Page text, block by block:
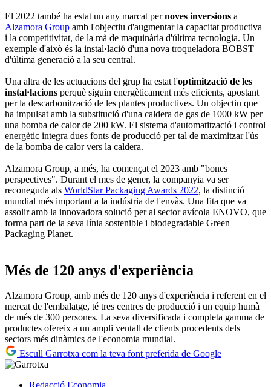
El 2022 també ha estat un any marcat pernoves inversions a
Alzamora Group amb l'objectiu d'augmentar la capacitat productiva
i la competitivitat, de la mà de maquinària d'última tecnologia. Un
exemple d'això és la instal·lació d'una nova troqueladora BOBST
d'última generació a la seu central.
Una altra de les actuacions del grup ha estat l'optimització de les
instal·lacions perquè siguin energèticament més eficients, apostant
per la descarbonització de les plantes productives. Un objectiu que
ha impulsat amb la substitució d'una caldera de gas de 1000 kW per
una bomba de calor de 200 kW. El sistema d'automatització i control
energètic integra dues fonts de producció per tal de maximitzar l'ús
de la bomba de calor vers la caldera.
Alzamora Group, a més, ha començat el 2023 amb "bones
perspectives". Durant el mes de gener, la companyia va ser
reconeguda als WorldStar Packaging Awards 2022, la distinció
mundial més important a la indústria de l'envàs. Una fita que va
assolir amb la innovadora solució per al sector avícola ENOVO, que
forma part de la seva línia sostenible i biodegradable Green
Packaging Planet.
Més de 120 anys d'experiència
Alzamora Group, amb més de 120 anys d'experiència i referent en el
mercat de l'embalatge, té tres centres de producció i un equip humà
de més de 300 persones. La seva diversificada i completa gamma de
productes ofereix a un ampli ventall de clients procedents dels
sectors més dinàmics de l'economia mundial.
Escull Garrotxa com la teva font preferida de Google